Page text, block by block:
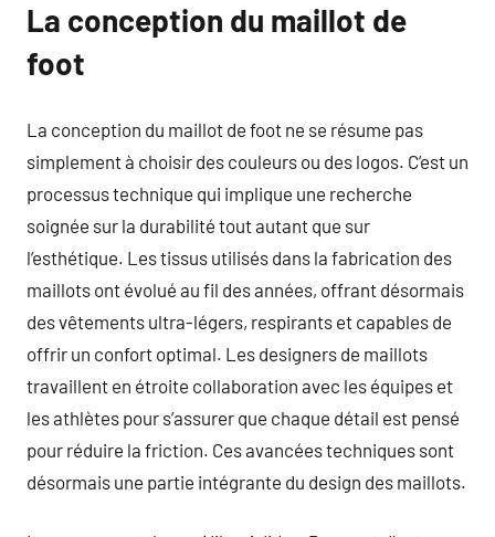
La conception du maillot de
foot
La conception du maillot de foot ne se résume pas
simplement à choisir des couleurs ou des logos. C’est un
processus technique qui implique une recherche
soignée sur la durabilité tout autant que sur
l’esthétique. Les tissus utilisés dans la fabrication des
maillots ont évolué au fil des années, offrant désormais
des vêtements ultra-légers, respirants et capables de
offrir un confort optimal. Les designers de maillots
travaillent en étroite collaboration avec les équipes et
les athlètes pour s’assurer que chaque détail est pensé
pour réduire la friction. Ces avancées techniques sont
désormais une partie intégrante du design des maillots.